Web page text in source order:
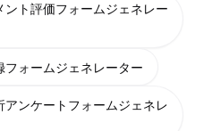
ト評価フォームジェネレー
ォームジェネレーター
ンケートフォームジェネレ